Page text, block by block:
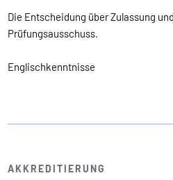
Die Entscheidung über Zulassung
Prüfungsausschuss.
Englischkenntnisse
AKKREDITIERUNG